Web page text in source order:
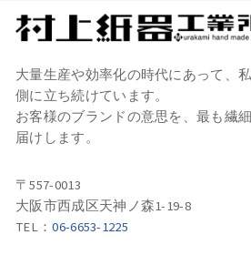
大量生産や効率化の時代にあって、
側に立ち続けています。
お客様のブランドの意思を、最も繊
届けします。
〒557-0013
大阪市西成区天神ノ森1-19-8
TEL：06-6653-1225